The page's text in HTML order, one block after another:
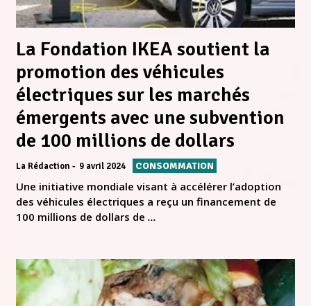
La Fondation IKEA soutient la
promotion des véhicules
électriques sur les marchés
émergents avec une subvention
de 100 millions de dollars
La Rédaction 9 avril 2024 CONSOMMATION
Une initiative mondiale visant à accélérer l’adoption
des véhicules électriques a reçu un financement de
100 millions de dollars de ...